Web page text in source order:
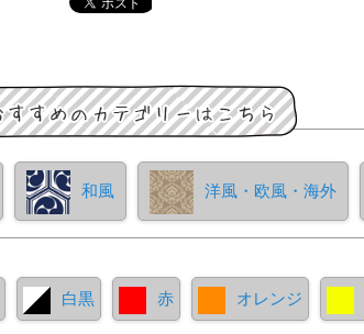
和風 洋風・欧風・海外
白黒 赤 オレンジ